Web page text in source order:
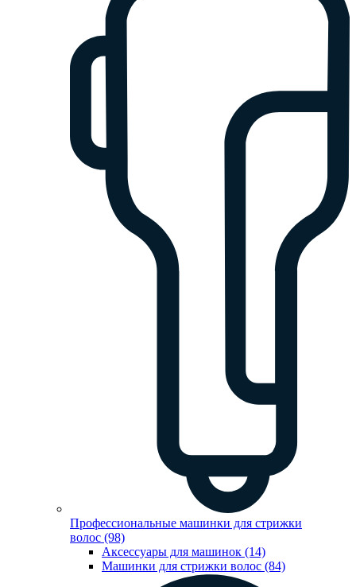
Профессиональные машинки для стрижки
волос (98)
Аксессуары для машинок (14)
Машинки для стрижки волос (84)